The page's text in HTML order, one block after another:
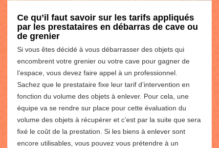
Ce qu’il faut savoir sur les tarifs appliqués
par les prestataires en débarras de cave ou
de grenier
Si vous êtes décidé à vous débarrasser des objets qui
encombrent votre grenier ou votre cave pour gagner de
l’espace, vous devez faire appel à un professionnel.
Sachez que le prestataire fixe leur tarif d’intervention en
fonction du volume des objets à enlever. Pour cela, une
équipe va se rendre sur place pour cette évaluation du
volume des objets à récupérer et c’est par la suite que sera
fixé le coût de la prestation. Si les biens à enlever sont
encore utilisables, vous pouvez vous prétendre à un